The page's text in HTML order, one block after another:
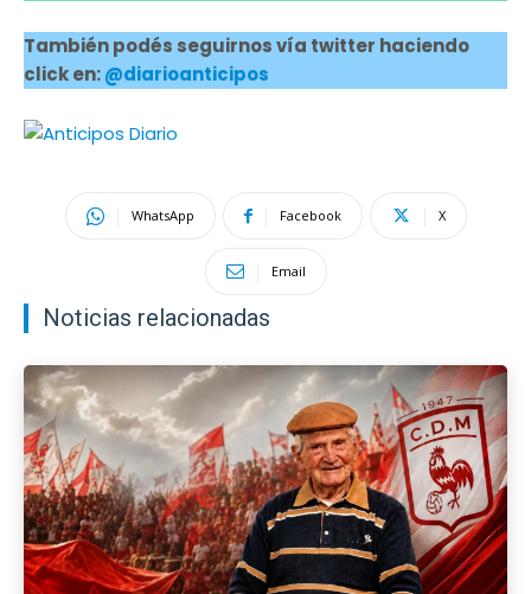
También podés seguirnos vía twitter haciendo
click en:@diarioanticipos
WhatsApp Facebook X
Email
Noticias relacionadas